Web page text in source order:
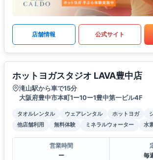
店舗情報 公式サイト
ホットヨガスタジオ LAVA豊中店
滝山駅から車で15分
大阪府豊中市本町1ー10ー1豊中第一ビル4F
タオルレンタル ウェアレンタル ホットヨガ
他店舗利用
無料体験 ミネラルウォーター 水
営業時間
ー
毎